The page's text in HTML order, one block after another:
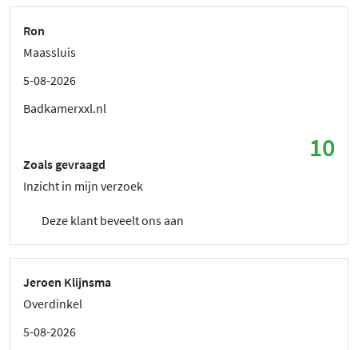
Ron
Maassluis
5-08-2026
Badkamerxxl.nl
10
Zoals gevraagd
Inzicht in mijn verzoek
Deze klant beveelt ons aan
Jeroen Klijnsma
Overdinkel
5-08-2026